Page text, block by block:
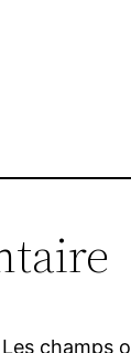
Les champs